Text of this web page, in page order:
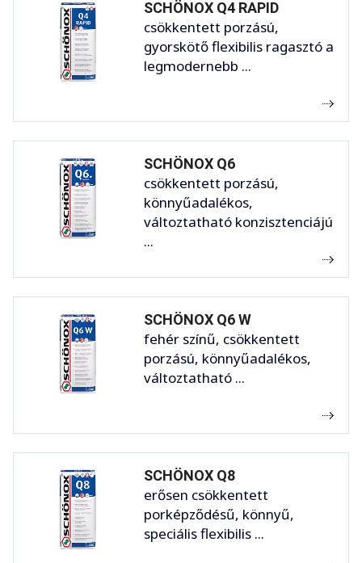
SCHÖNOX Q4 RAPID
csökkentett porzású,
gyorskötő flexibilis ragasztó a
legmodernebb ...
SCHÖNOX Q6
csökkentett porzású,
könnyűadalékos,
változtatható konzisztenciájú
...
SCHÖNOX Q6 W
fehér színű, csökkentett
porzású, könnyűadalékos,
változtatható ...
SCHÖNOX Q8
erősen csökkentett
porképződésű, könnyű,
speciális flexibilis ...